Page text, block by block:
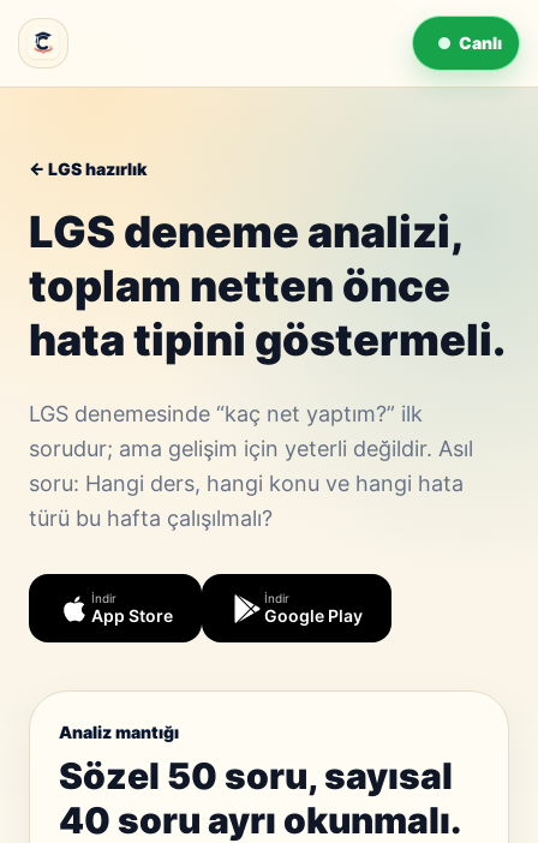
Canlı
← LGS hazırlık
LGS deneme analizi,
toplam netten önce
hata tipini göstermeli.
LGS denemesinde “kaç net yaptım?” ilk
sorudur; ama gelişim için yeterli değildir. Asıl
soru: Hangi ders, hangi konu ve hangi hata
türü bu hafta çalışılmalı?
İndir
App Store
İndir
Google Play
Analiz mantığı
Sözel 50 soru, sayısal
40 soru ayrı okunmalı.